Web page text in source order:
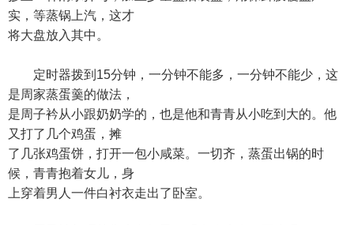
实，等蒸锅上汽，这才
将大盘放入其中。
定时器拨到15分钟，一分钟不能多，一分钟不能少，这
是周家蒸蛋羹的做法，
是周子衿从小跟奶奶学的，也是他和青青从小吃到大的。他
又打了几个鸡蛋，摊
了几张鸡蛋饼，打开一包小咸菜。一切齐，蒸蛋出锅的时
候，青青抱着女儿，身
上穿着男人一件白衬衣走出了卧室。